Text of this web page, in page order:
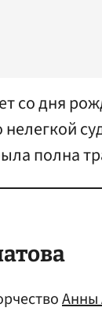
со дня
нелегкой
полна
Анны